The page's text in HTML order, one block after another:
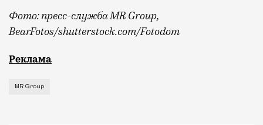
Фото: пресс-служба MR Group,
BearFotos/shutterstock.com/Fotodom
Квадратные метры, планировки, вид из
Реклама
MR Group